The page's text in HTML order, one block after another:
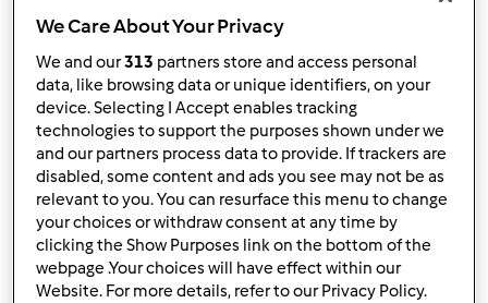
czw., 01/10/2013 - 19:33
Witaj Alicjo
Dobrze, że do nas trafiłaś, tu zawsze jest
sporo nowych przepisów i dużo radości na forum
W
razie jakiś trudności / wątpliwości -pytaj a my postaramy
się pomóc w miarę naszych możliwości
Dzięki za życzenia noworoczne.
My też składamy
We Care About Your Privacy
We and our313 partners store and access personal
data, like browsing data or unique identifiers, on your
device. Selecting I Accept enables tracking
technologies to support the purposes shown under we
and our partners process data to provide. If trackers are
disabled, some content and ads you see may not be as
relevant to you. You can resurface this menu to change
your choices or withdraw consent at any time by
clicking the Show Purposes link on the bottom of the
webpage .Your choices will have effect within our
Website. For more details, refer to our Privacy Policy.